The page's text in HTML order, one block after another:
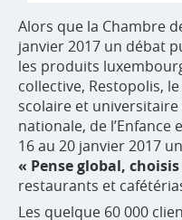
Alors que la Chambre
janvier 2017 un débat
les produits
collective, Restopolis,
scolaire et
nationale, de l’Enfance
16 au 20 janvier 2017
« Pense global,
restaurants et
Les quelque 60 000